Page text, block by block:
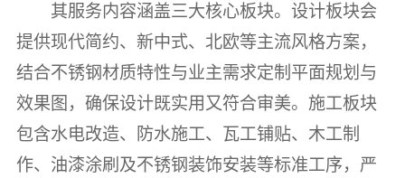
其服务内容涵盖三大核心板块。设计板块会
提供现代简约、新中式、北欧等主流风格方案，
结合不锈钢材质特性与业主需求定制平面规划与
效果图，确保设计既实用又符合审美。施工板块
包含水电改造、防水施工、瓦工铺贴、木工制
作、油漆涂刷及不锈钢装饰安装等标准工序，严